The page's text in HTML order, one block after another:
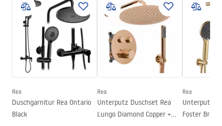
Glasfarbe
Transparent 6mm
Öffnungsmethode
Schiebetür
Montage
auf der Duschwanne oder auf
dem Boden
Höhe
Garantie
24 monate
Easy Clean Beschichtung
ja, auf einer Seite der Scheibe
Instrukcja montażu
Instrukcja Kabiny Montana Double.pdf
Karta produktu
KABINA MONTANA BRUSH GOLD .pdf
Rea
Duschgarnitur Rea Ontario
Black
Rea
Unterputz Duschset Rea
Lungo Diamond Copper +
Rea
Unterputz
Foster Brush